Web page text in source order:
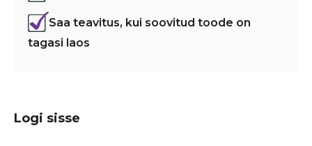
Saa teavitus, kui soovitud toode on
tagasi laos
Logi sisse